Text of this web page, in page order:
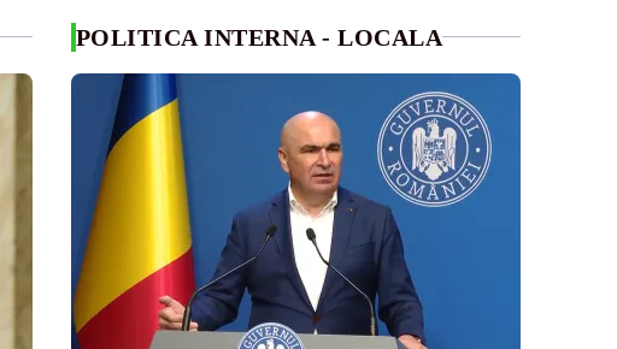
POLITICA INTERNA - LOCALA